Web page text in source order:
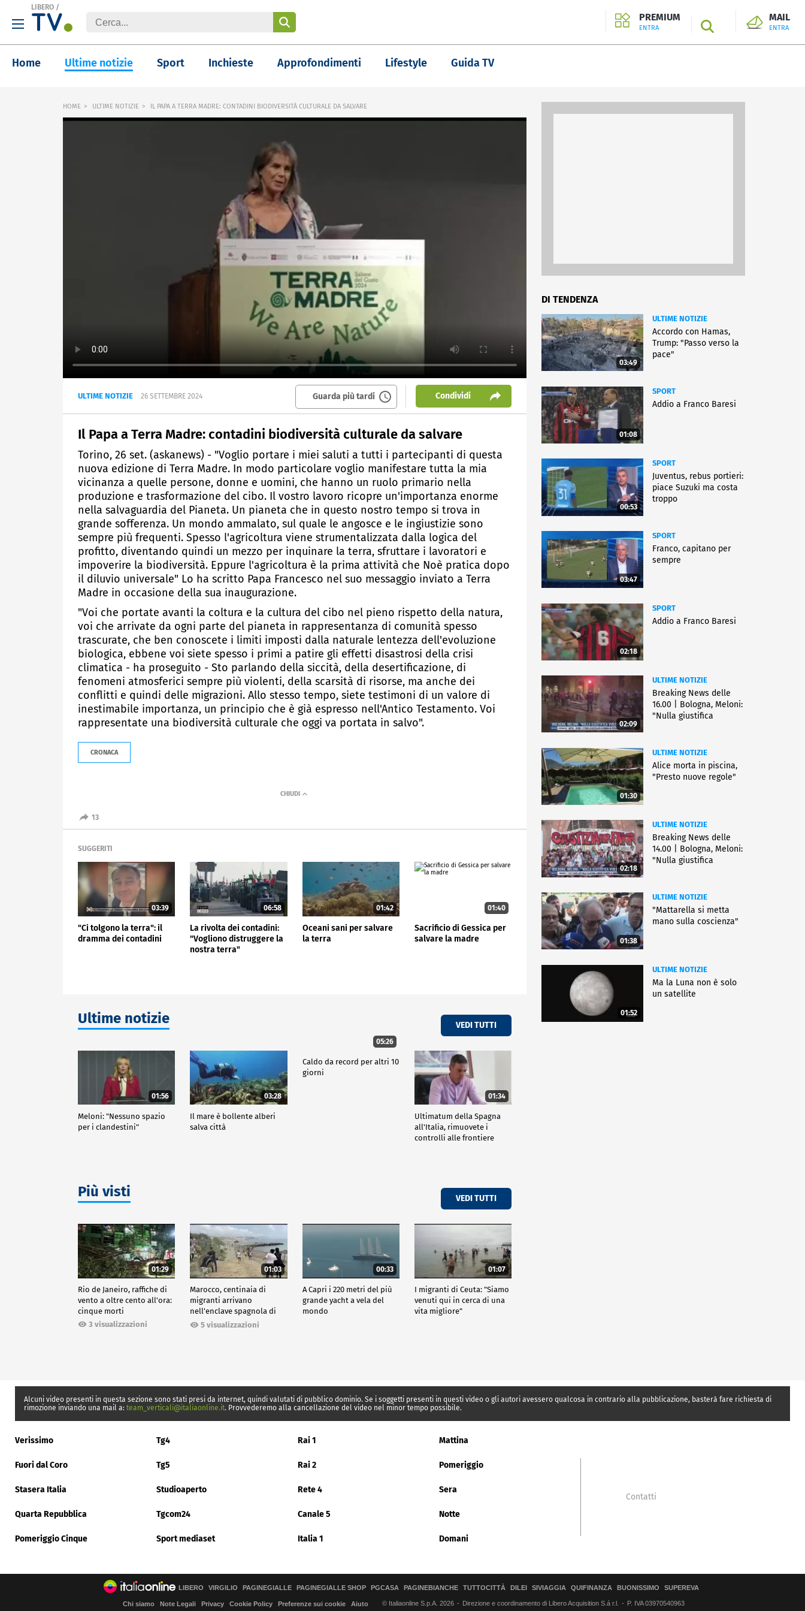
LIBERO /
PREMIUM
ENTRA SEARCH
MAIL
ENTRA
Home Ultime notizie Sport Inchieste Approfondimenti Lifestyle Guida TV
HOME ULTIME NOTIZIE IL PAPA A TERRA MADRE: CONTADINI BIODIVERSITÀ CULTURALE DA SALVARE
ULTIME NOTIZIE 26 SETTEMBRE 2024 Guarda più tardi Condividi
Il Papa a Terra Madre: contadini biodiversità culturale da salvare
Torino, 26 set. (askanews) - "Voglio portare i miei saluti a tutti i partecipanti di questa
nuova edizione di Terra Madre. In modo particolare voglio manifestare tutta la mia
vicinanza a quelle persone, donne e uomini, che hanno un ruolo primario nella
produzione e trasformazione del cibo. Il vostro lavoro ricopre un'importanza enorme
nella salvaguardia del Pianeta. Un pianeta che in questo nostro tempo si trova in
grande sofferenza. Un mondo ammalato, sul quale le angosce e le ingiustizie sono
sempre più frequenti. Spesso l'agricoltura viene strumentalizzata dalla logica del
profitto, diventando quindi un mezzo per inquinare la terra, sfruttare i lavoratori e
impoverire la biodiversità. Eppure l'agricoltura è la prima attività che Noè pratica dopo
il diluvio universale" Lo ha scritto Papa Francesco nel suo messaggio inviato a Terra
Madre in occasione della sua inaugurazione.
"Voi che portate avanti la coltura e la cultura del cibo nel pieno rispetto della natura,
voi che arrivate da ogni parte del pianeta in rappresentanza di comunità spesso
trascurate, che ben conoscete i limiti imposti dalla naturale lentezza dell'evoluzione
biologica, ebbene voi siete spesso i primi a patire gli effetti disastrosi della crisi
climatica - ha proseguito - Sto parlando della siccità, della desertificazione, di
fenomeni atmosferici sempre più violenti, della scarsità di risorse, ma anche dei
conflitti e quindi delle migrazioni. Allo stesso tempo, siete testimoni di un valore di
inestimabile importanza, un principio che è già espresso nell'Antico Testamento. Voi
rappresentate una biodiversità culturale che oggi va portata in salvo".
CRONACA
13
SUGGERITI
03:39
"Ci tolgono la terra": il
dramma dei contadini
06:58
La rivolta dei contadini:
"Vogliono distruggere la
nostra terra"
01:42
Oceani sani per salvare
la terra
01:40
Sacrificio di Gessica per
salvare la madre
Ultime notizie VEDI TUTTI
01:56
Meloni: "Nessuno spazio
per i clandestini"
03:28
Il mare è bollente alberi
salva città
05:26
Caldo da record per altri 10
giorni
01:34
Ultimatum della Spagna
all'Italia, rimuovete i
controlli alle frontiere
Più visti VEDI TUTTI
01:29
Rio de Janeiro, raffiche di
vento a oltre cento all'ora:
cinque morti
3 visualizzazioni
01:03
Marocco, centinaia di
migranti arrivano
nell'enclave spagnola di
Ceuta5 visualizzazioni
00:33
A Capri i 220 metri del più
grande yacht a vela del
mondo
01:07
I migranti di Ceuta: "Siamo
venuti qui in cerca di una
vita migliore"
DI TENDENZA
03:49
ULTIME NOTIZIE
Accordo con Hamas,
Trump: "Passo verso la
pace"
01:08
SPORT
Addio a Franco Baresi
00:53
SPORT
Juventus, rebus portieri:
piace Suzuki ma costa
troppo
03:47
SPORT
Franco, capitano per
sempre
02:18
SPORT
Addio a Franco Baresi
02:09
ULTIME NOTIZIE
Breaking News delle
16.00 | Bologna, Meloni:
"Nulla giustifica
01:30
ULTIME NOTIZIE
Alice morta in piscina,
"Presto nuove regole"
02:18
ULTIME NOTIZIE
Breaking News delle
14.00 | Bologna, Meloni:
"Nulla giustifica
01:38
ULTIME NOTIZIE
"Mattarella si metta
mano sulla coscienza"
01:52
ULTIME NOTIZIE
Ma la Luna non è solo
un satellite
Alcuni video presenti in questa sezione sono stati presi da internet, quindi valutati di pubblico dominio. Se i soggetti presenti in questi video o gli autori avessero qualcosa in contrario alla pubblicazione, basterà fare richiesta di
rimozione inviando una mail a: team_verticali@italiaonline.it. Provvederemo alla cancellazione del video nel minor tempo possibile.
Verissimo Tg4 Rai 1 Mattina
Fuori dal Coro Tg5 Rai 2 Pomeriggio
Stasera Italia Studioaperto Rete 4 Sera
Quarta Repubblica Tgcom24 Canale 5 Notte
Pomeriggio Cinque Sport mediaset Italia 1 Domani
Contatti
LIBERO VIRGILIO PAGINEGIALLE PAGINEGIALLE SHOP PGCASA PAGINEBIANCHE TUTTOCITTÀ DILEI SIVIAGGIA QUIFINANZA BUONISSIMO SUPEREVA
Chi siamo Note Legali Privacy Cookie Policy Preferenze sui cookie Aiuto © Italiaonline S.p.A. 2026 Direzione e coordinamento di Libero Acquisition S.á r.l. P. IVA 03970540963